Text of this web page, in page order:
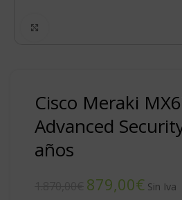
Cisco Meraki
Advanced
años
879,00€